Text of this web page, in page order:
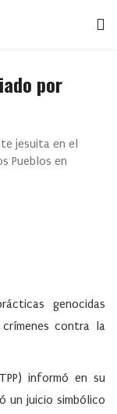
por
jesuita en el
Pueblos en
genocidas
contra la
informó en su
un juicio simbólico